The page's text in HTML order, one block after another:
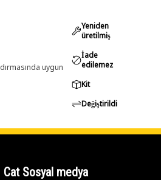
uygun
Yeniden
üretilmiş
İade
edilemez
Kit
Değiştirildi
Cat Sosyal medya